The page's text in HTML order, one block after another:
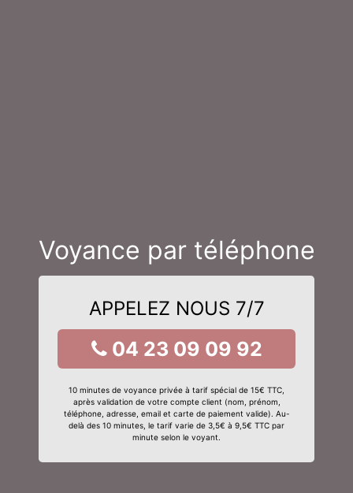
Voyance par téléphone
APPELEZ NOUS 7/7
04 23 09 09 92
10 minutes de voyance privée à tarif spécial de 15€ TTC,
après validation de votre compte client (nom, prénom,
téléphone, adresse, email et carte de paiement valide). Au-
delà des 10 minutes, le tarif varie de 3,5€ à 9,5€ TTC par
minute selon le voyant.